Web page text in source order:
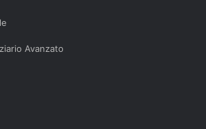
Avanzato